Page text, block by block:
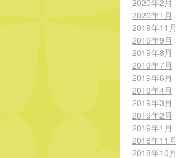
2020年2月
2020年1月
2019年11月
2019年9月
2019年8月
2019年7月
2019年6月
2019年4月
2019年3月
2019年2月
2019年1月
2018年11月
2018年10月